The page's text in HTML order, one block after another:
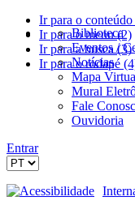
Ir para o
Ir para o menu (2)
Ir para a busca (3)
Ir para o rodapé
Biblioteca
Eventos /
Notícias
Mapa
Mural
Fale
Ouvidoria
Entrar
Acessibilidade